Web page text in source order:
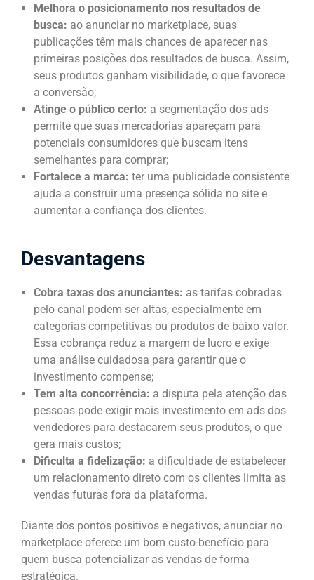
Melhora o posicionamento nos resultados de
busca: ao anunciar no marketplace, suas
publicações têm mais chances de aparecer nas
primeiras posições dos resultados de busca. Assim,
seus produtos ganham visibilidade, o que favorece
a conversão;
Atinge o público certo: a segmentação dos ads
permite que suas mercadorias apareçam para
potenciais consumidores que buscam itens
semelhantes para comprar;
Fortalece a marca: ter uma publicidade consistente
ajuda a construir uma presença sólida no site e
aumentar a confiança dos clientes.
Desvantagens
Cobra taxas dos anunciantes: as tarifas cobradas
pelo canal podem ser altas, especialmente em
categorias competitivas ou produtos de baixo valor.
Essa cobrança reduz a margem de lucro e exige
uma análise cuidadosa para garantir que o
investimento compense;
Tem alta concorrência: a disputa pela atenção das
pessoas pode exigir mais investimento em ads dos
vendedores para destacarem seus produtos, o que
gera mais custos;
Dificulta a fidelização: a dificuldade de estabelecer
um relacionamento direto com os clientes limita as
vendas futuras fora da plataforma.
Diante dos pontos positivos e negativos, anunciar no
marketplace oferece um bom custo-benefício para
quem busca potencializar as vendas de forma
estratégica.